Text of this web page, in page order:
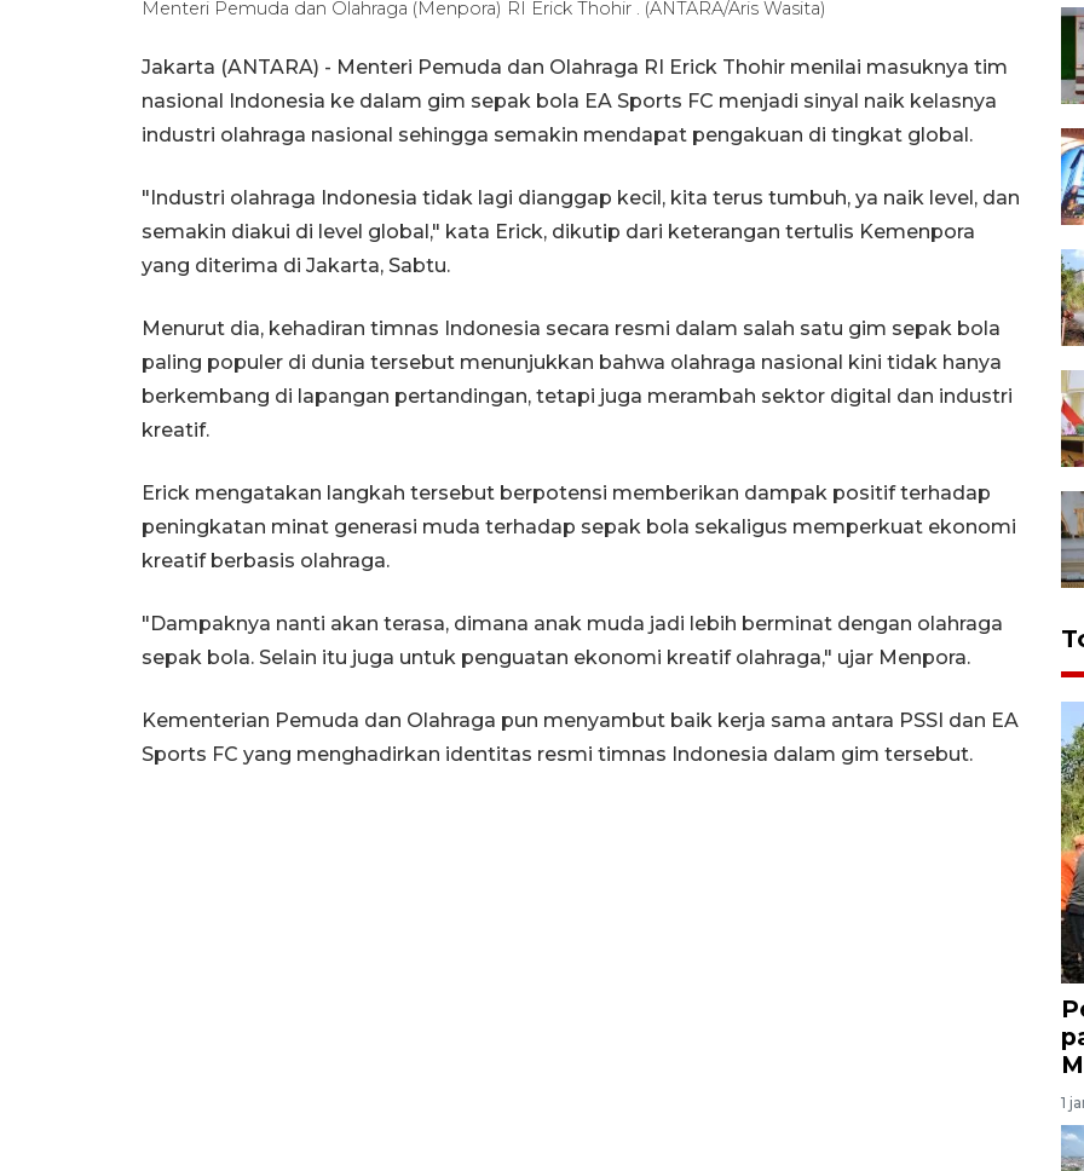
Menteri Pemuda dan Olahraga (Menpora) RI Erick Thohir . (ANTARA/Aris Wasita)
Jakarta (ANTARA) - Menteri Pemuda dan Olahraga RI Erick Thohir menilai masuknya tim
nasional Indonesia ke dalam gim sepak bola EA Sports FC menjadi sinyal naik kelasnya
industri olahraga nasional sehingga semakin mendapat pengakuan di tingkat global.
"Industri olahraga Indonesia tidak lagi dianggap kecil, kita terus tumbuh, ya naik level, dan
semakin diakui di level global," kata Erick, dikutip dari keterangan tertulis Kemenpora
yang diterima di Jakarta, Sabtu.
Menurut dia, kehadiran timnas Indonesia secara resmi dalam salah satu gim sepak bola
paling populer di dunia tersebut menunjukkan bahwa olahraga nasional kini tidak hanya
berkembang di lapangan pertandingan, tetapi juga merambah sektor digital dan industri
kreatif.
Erick mengatakan langkah tersebut berpotensi memberikan dampak positif terhadap
peningkatan minat generasi muda terhadap sepak bola sekaligus memperkuat ekonomi
kreatif berbasis olahraga.
"Dampaknya nanti akan terasa, dimana anak muda jadi lebih berminat dengan olahraga
sepak bola. Selain itu juga untuk penguatan ekonomi kreatif olahraga," ujar Menpora.
Kementerian Pemuda dan Olahraga pun menyambut baik kerja sama antara PSSI dan EA
Sports FC yang menghadirkan identitas resmi timnas Indonesia dalam gim tersebut.
1